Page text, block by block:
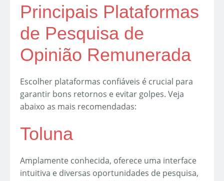
Principais Plataformas
de Pesquisa de
Opinião Remunerada
Escolher plataformas confiáveis é crucial para
garantir bons retornos e evitar golpes. Veja
abaixo as mais recomendadas:
Toluna
Amplamente conhecida, oferece uma interface
intuitiva e diversas oportunidades de pesquisa,